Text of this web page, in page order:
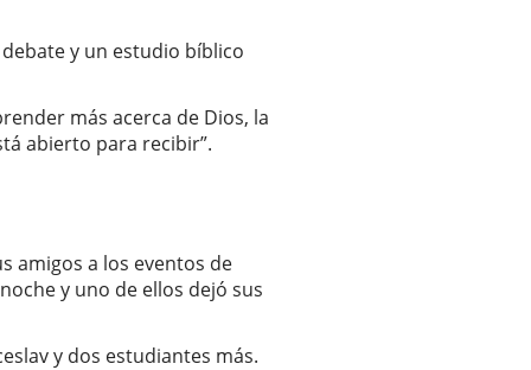
y un estudio bíblico
más acerca de Dios, la
abierto para recibir”.
amigos a los eventos de
y uno de ellos dejó sus
y dos estudiantes más.